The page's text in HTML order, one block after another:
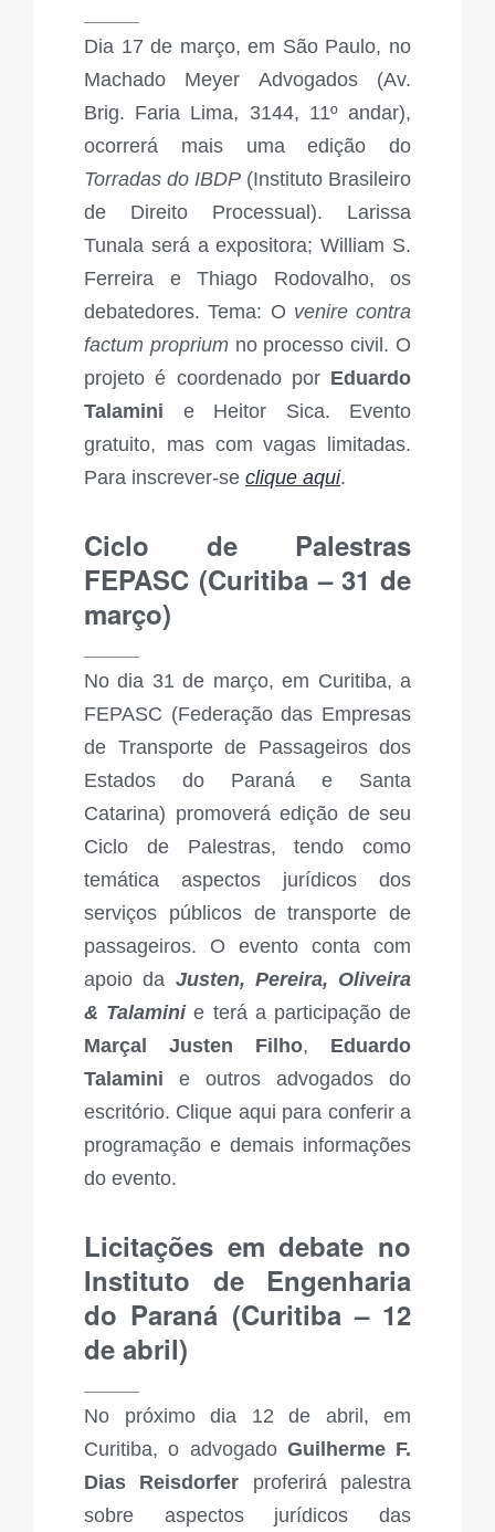
Dia 17 de março, em São Paulo, no
Machado Meyer Advogados (Av.
Brig. Faria Lima, 3144, 11º andar),
ocorrerá mais uma edição do
Torradas do IBDP (Instituto Brasileiro
de Direito Processual). Larissa
Tunala será a expositora; William S.
Ferreira e Thiago Rodovalho, os
debatedores. Tema: O venire contra
factum proprium no processo civil​. O
projeto é coordenado por Eduardo
Talamini e Heitor Sica. Evento
gratuito, mas com vagas limitadas.
Para inscrever-se clique aqui.
Ciclo de Palestras
FEPASC (Curitiba – 31 de
março)
No dia 31 de março, em Curitiba, a
FEPASC (Federação das Empresas
de Transporte de Passageiros dos
Estados do Paraná e Santa
Catarina) promoverá edição de seu
Ciclo de Palestras, tendo como
temática aspectos jurídicos dos
serviços públicos de transporte de
passageiros. O evento conta com
apoio da Justen, Pereira, Oliveira
& Talaminie terá a participação de
Marçal Justen Filho, Eduardo
Talamini e outros advogados do
escritório. Clique aqui para conferir a
programação e demais informações
do evento.
Licitações em debate no
Instituto de Engenharia
do Paraná (Curitiba – 12
de abril)
No próximo dia 12 de abril, em
Curitiba, o advogado Guilherme F.
Dias Reisdorfer proferirá palestra
sobre aspectos jurídicos das